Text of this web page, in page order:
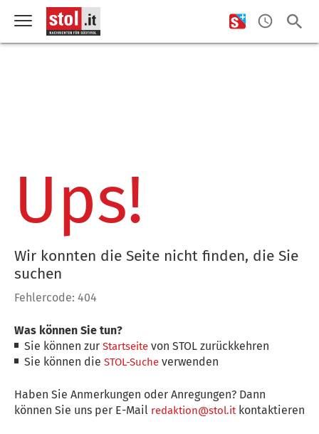
Ups!
Wir konnten die Seite nicht finden, die Sie
suchen
Fehlercode: 404
Was können Sie tun?
Sie können zurStartseite von STOL zurückkehren
Sie können dieSTOL-Suche verwenden
Haben Sie Anmerkungen oder Anregungen? Dann
können Sie uns per E-Mail redaktion@stol.itkontaktieren